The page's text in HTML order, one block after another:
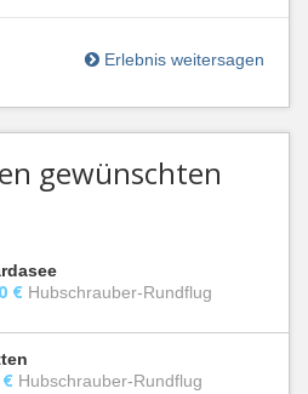
Erlebnis weitersagen
gewünschten
€ Hubschrauber-Rundflug
€ Hubschrauber-Rundflug